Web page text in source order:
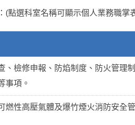
(點選科室名稱可顯示個人業務職掌
、檢修申報、防焰制度、防火管理
事項。
燃性高壓氣體及爆竹煙火消防安全